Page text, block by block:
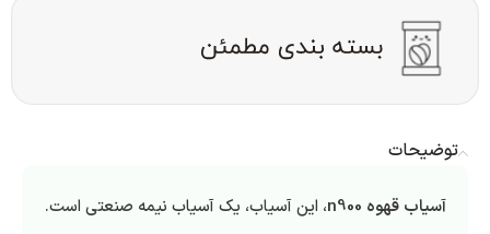
توضیحات
آسیاب قهوه n900
، این آسیاب، یک آسیاب نیمه صنعتی است.